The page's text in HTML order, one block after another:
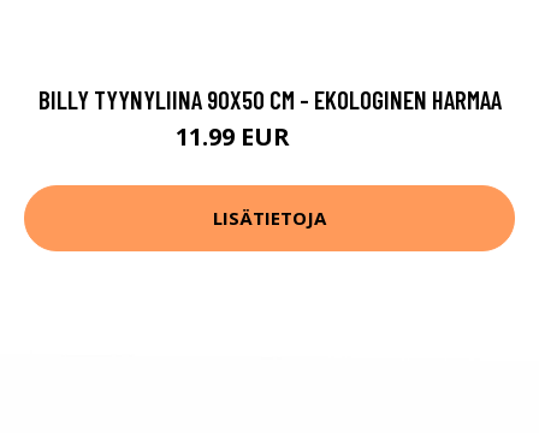
BILLY TYYNYLIINA 90X50 CM - EKOLOGINEN HARMAA
11.99 EUR
LISÄTIETOJA